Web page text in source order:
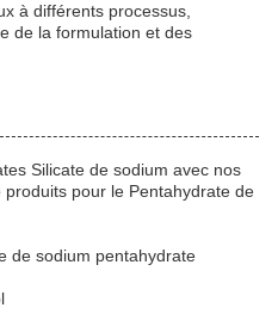
à différents processus,
de la formulation et des
Silicate de sodium avec nos
pour le Pentahydrate de
de sodium pentahydrate